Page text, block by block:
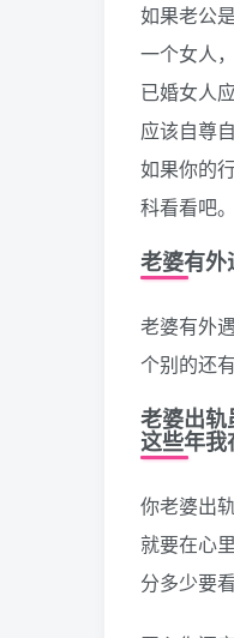
如果老公
一个女人
已婚女人
应该自尊自
如果你的
科看看吧。
老婆有外
老婆有外
个别的
老婆出轨
这些年我
你老婆出
就要在心
分多少要